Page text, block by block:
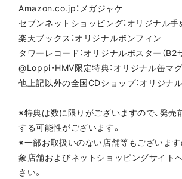
Amazon.co.jp：メガジャケ
セブンネットショッピング：オリジナル手
楽天ブックス：オリジナルボンフィン
タワーレコード：オリジナルポスター（B2
@Loppi・HMV限定特典：オリジナル缶マ
他上記以外の全国CDショップ：オリジナ
※特典は数に限りがございますので、発売
する可能性がございます。
※一部お取扱いのない店舗等もございます
象店舗およびネットショッピングサイト
さい。